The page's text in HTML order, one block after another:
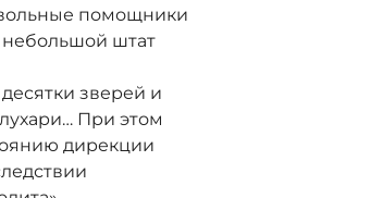
помощники
штат
зверей и
При этом
дирекции